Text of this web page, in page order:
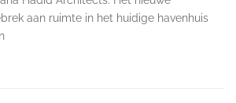
aan ruimte in het huidige havenhuis